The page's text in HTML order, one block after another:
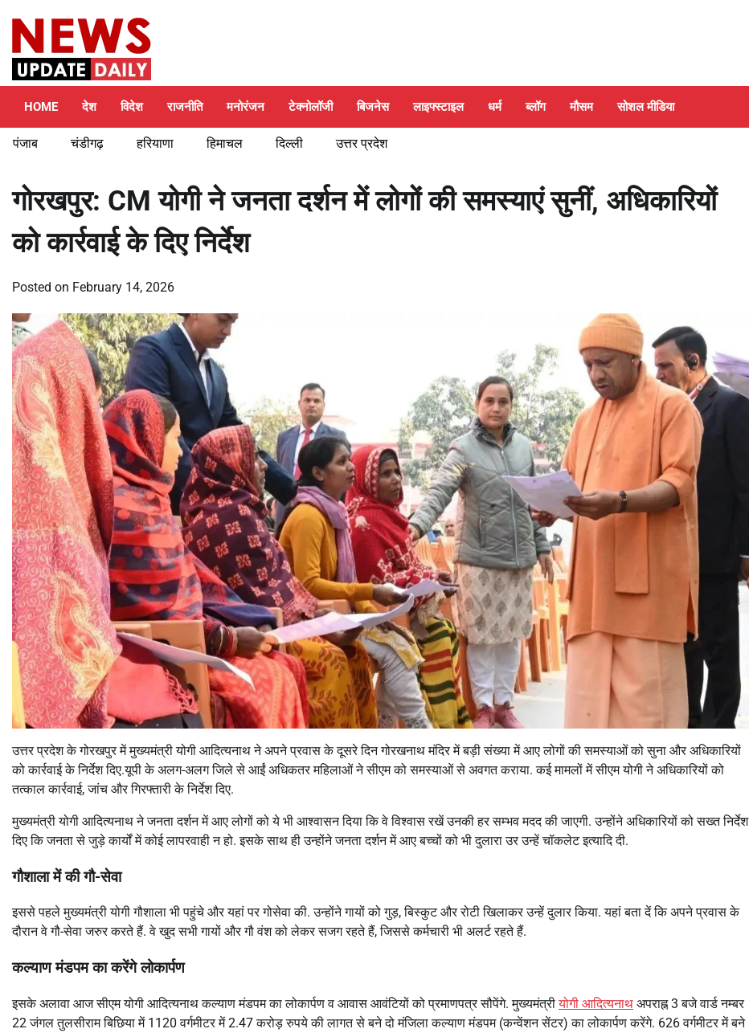
content
HOME देश विदेश राजनीति मनोरंजन टेक्नोलॉजी बिजनेस लाइफ्स्टाइल धर्म ब्लॉग मौसम सोशल मीडिया
पंजाब चंडीगढ़ हरियाणा हिमाचल दिल्ली उत्तर प्रदेश
गोरखपुर: CM योगी ने जनता दर्शन में लोगों की समस्याएं सुनीं, अधिकारियों
को कार्रवाई के दिए निर्देश
Posted on February 14, 2026
उत्तर प्रदेश के गोरखपुर में मुख्यमंत्री योगी आदित्यनाथ ने अपने प्रवास के दूसरे दिन गोरखनाथ मंदिर में बड़ी संख्या में आए लोगों की समस्याओं को सुना और अधिकारियों
को कार्रवाई के निर्देश दिए.यूपी के अलग-अलग जिले से आईं अधिकतर महिलाओं ने सीएम को समस्याओं से अवगत कराया. कई मामलों में सीएम योगी ने अधिकारियों को
तत्काल कार्रवाई, जांच और गिरफ्तारी के निर्देश दिए.
मुख्यमंत्री योगी आदित्यनाथ ने जनता दर्शन में आए लोगों को ये भी आश्वासन दिया कि वे विश्वास रखें उनकी हर सम्भव मदद की जाएगी. उन्होंने अधिकारियों को सख्त निर्देश
दिए कि जनता से जुड़े कार्यों में कोई लापरवाही न हो. इसके साथ ही उन्होंने जनता दर्शन में आए बच्चों को भी दुलारा उर उन्हें चॉकलेट इत्यादि दी.
गौशाला में की गौ-सेवा
इससे पहले मुख्यमंत्री योगी गौशाला भी पहुंचे और यहां पर गोसेवा की. उन्होंने गायों को गुड़, बिस्कुट और रोटी खिलाकर उन्हें दुलार किया. यहां बता दें कि अपने प्रवास के
दौरान वे गौ-सेवा जरुर करते हैं. वे खुद सभी गायों और गौ वंश को लेकर सजग रहते हैं, जिससे कर्मचारी भी अलर्ट रहते हैं.
कल्याण मंडपम का करेंगे लोकार्पण
इसके अलावा आज सीएम योगी आदित्यनाथ कल्याण मंडपम का लोकार्पण व आवास आवंटियों को प्रमाणपत्र सौपेंगे. मुख्यमंत्रीयोगी आदित्यनाथ अपराह्न 3 बजे वार्ड नम्बर
22 जंगल तुलसीराम बिछिया में 1120 वर्गमीटर में 2.47 करोड़ रुपये की लागत से बने दो मंजिला कल्याण मंडपम (कन्वेंशन सेंटर) का लोकार्पण करेंगे. 626 वर्गमीटर में बने